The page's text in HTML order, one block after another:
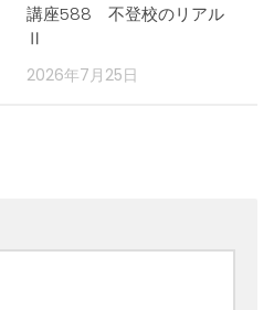
講座588 不登校のリアル
Ⅱ
2026年7月25日